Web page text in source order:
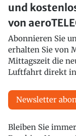
und
von
Abonnieren Sie
erhalten Sie von
Mittagszeit die
Luftfahrt direkt
Newsletter
Bleiben Sie